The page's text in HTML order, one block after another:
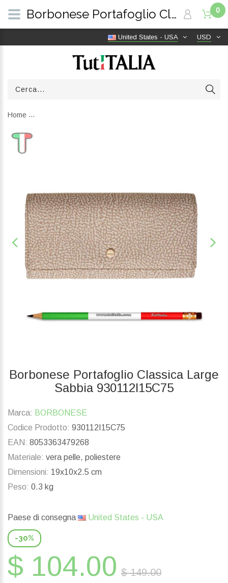
USD
United States - USA
0
Home
Borbonese Portafoglio Classica Large
Sabbia 930112I15C75
Marca: BORBONESE
Codice Prodotto: 930112I15C75
EAN: 8053363479268
Materiale: vera pelle, poliestere
Dimensioni: 19x10x2.5 cm
Peso: 0.3 kg
Paese di consegna United States - USA
-30%
$ 104.00 $ 149.00
Borbonese Portafoglio Classica Large Sabbia 930112I15C75 | TutITALIA